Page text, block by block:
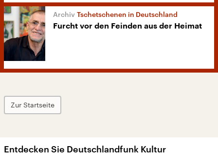
Tschetschenen in Deutschland
Furcht vor den Feinden aus der Heimat
Zur Startseite
Entdecken Sie Deutschlandfunk Kultur